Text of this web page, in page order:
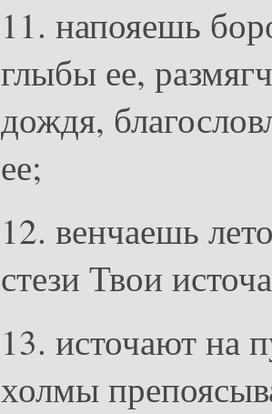
11. напояешь
глыбы ее,
дождя,
ее;
12. венчаешь
стези Твои
13. источают на
холмы